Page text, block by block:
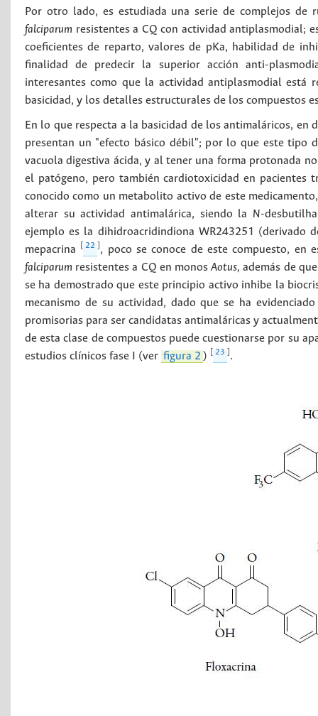
Por otro lado, es estudiada una serie de complejos
falciparum resistentes a CQ con actividad antiplasmodial;
coeficientes de reparto, valores de pKa, habilidad de
finalidad de predecir la superior acción anti-
interesantes como que la actividad antiplasmodial
basicidad, y los detalles estructurales de los compuestos
En lo que respecta a la basicidad de los antimaláricos,
presentan un "efecto básico débil"; por lo que este tipo
vacuola digestiva ácida, y al tener una forma protonada
el patógeno, pero también cardiotoxicidad en
conocido como un metabolito activo de este
alterar su actividad antimalárica, siendo la N-
ejemplo es la dihidroacridindiona WR243251
mepacrina
22
, poco se conoce de este compuesto, en
falciparum resistentes a CQ en monosAotus, además de
se ha demostrado que este principio activo inhibe la
mecanismo de su actividad, dado que se ha
promisorias para ser candidatas antimaláricas y
de esta clase de compuestos puede cuestionarse por su
estudios clínicos fase I (ver figura 2 ) 23 .